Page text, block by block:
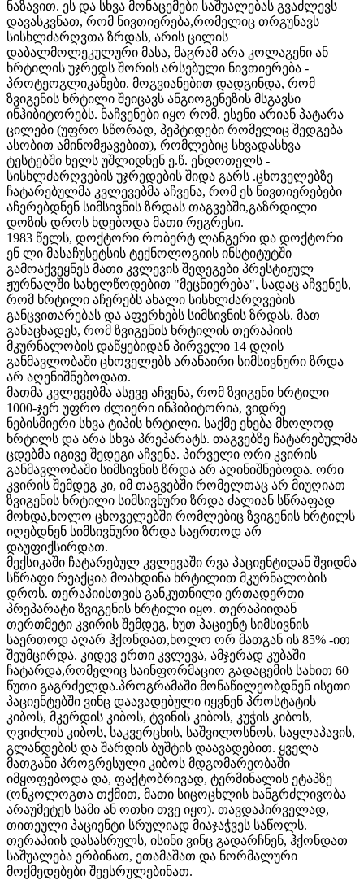
ნაზავით. ეს და სხვა მონაცემები საშუალებას გვაძლევს
დავასკვნათ, რომ ნივთიერება,რომელიც თრგუნავს
სისხლძარღვთა ზრდას, არის ცილის
დაბალმოლეკულური მასა, მაგრამ არა კოლაგენი ან
ხრტილის უჯრედს შორის არსებული ნივთიერება -
პროტეოგლიკანები. მოგვიანებით დადგინდა, რომ
ზვიგენის ხრტილი შეიცავს ანგიოგენეზის მსგავსი
ინჰიბიტორებს. ნაჩვენები იყო რომ, ესენი არიან პატარა
ცილები (უფრო სწორად, პეპტიდები რომელიც შედგება
ასობით ამინომჟავებით), რომლებიც სხვადასხვა
ტესტებში ხელს უშლიდნენ ე.წ. ენდოთელს -
სისხლძარღვების უჯრედების შიდა გარს .ცხოველებზე
ჩატარებულმა კვლევებმა აჩვენა, რომ ეს ნივთიერებები
აჩერებდნენ სიმსივნის ზრდას თაგვებში,გაზრდილი
დოზის დროს ხდებოდა მათი რეგრესი.
1983 წელს, დოქტორი რობერტ ლანგერი და დოქტორი
ენ ლი მასაჩუსეტსის ტექნოლოგიის ინსტიტუტში
გამოაქვეყნეს მათი კვლევის შედეგები პრესტიჟულ
ჟურნალში სახელწოდებით "მეცნიერება", სადაც აჩვენეს,
რომ ხრტილი აჩერებს ახალი სისხლძარღვების
განცვითარებას და აფერხებს სიმსივნის ზრდას. მათ
განაცხადეს, რომ ზვიგენის ხრტილის თერაპიის
მკურნალობის დაწყებიდან პირველი 14 დღის
განმავლობაში ცხოველებს არანაირი სიმსივნური ზრდა
არ აღენიშნებოდათ.
მათმა კვლევებმა ასევე აჩვენა, რომ ზვიგენი ხრტილი
1000-ჯერ უფრო ძლიერი ინჰიბიტორია, ვიდრე
ნებისმიერი სხვა ტიპის ხრტილი. საქმე ეხება მხოლოდ
ხრტილს და არა სხვა პრეპარატს. თაგვებზე ჩატარებულმა
ცდებმა იგივე შედეგი აჩვენა. პირველი ორი კვირის
განმავლობაში სიმსივნის ზრდა არ აღინიშნებოდა. ორი
კვირის შემდეგ კი, იმ თაგვებში რომელთაც არ მიუღიათ
ზვიგენის ხრტილი სიმსივნური ზრდა ძალიან სწრაფად
მოხდა,ხოლო ცხოველებში რომლებიც ზვიგენის ხრტილს
იღებდნენ სიმსივნური ზრდა საერთოდ არ
დაუფიქსირდათ.
მექსიკაში ჩატარებულ კვლევაში რვა პაციენტიდან შვიდმა
სწრაფი რეაქცია მოახდინა ხრტილით მკურნალობის
დროს. თერაპიისთვის განკუთნილი ერთადერთი
პრეპარატი ზვიგენის ხრტილი იყო. თერაპიიდან
თერთმეტი კვირის შემდეგ, ხუთ პაციენტ სიმსივნის
საერთოდ აღარ ჰქონდათ,ხოლო ორ მათგან ის 85% -ით
შეუმცირდა. კიდევ ერთი კვლევა, ამჯერად კუბაში
ჩატარდა,რომელიც საინფორმაციო გადაცემის სახით 60
წუთი გაგრძელდა.პროგრამაში მონაწილეობდნენ ისეთი
პაციენტებში ვინც დაავადებული იყვნენ პროსტატის
კიბოს, მკერდის კიბოს, ტვინის კიბოს, კუჭის კიბოს,
ღვიძლის კიბოს, საკვერცხის, საშვილოსნოს, საყლაპავის,
გლანდების და შარდის ბუშტის დაავადებით. ყველა
მათგანი პროგრესული კიბოს მდგომარეობაში
იმყოფებოდა და, ფაქტობრივად, ტერმინალის ეტაპზე
(ონკოლოგთა თქმით, მათი სიცოცხლის ხანგრძლივობა
არაუმეტეს სამი ან ოთხი თვე იყო). თავდაპირველად,
თითეული პაციენტი სრულიად მიაჯაჭვეს საწოლს.
თერაპიის დასასრულს, ისინი ვინც გადარჩნენ, ჰქონდათ
საშუალება ერბინათ, ეთამაშათ და ნორმალური
მოქმედებები შეესრულებინათ.